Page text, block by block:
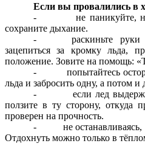
Если вы провалились в
- не паникуйте, не
сохраните дыхание.
- раскиньте руки в
зацепиться за кромку льда,
положение. Зовите на помощь:
- попытайтесь
льда и забросить одну, а потом
- если лед выдержал,
ползите в ту сторону, откуда
проверен на прочность.
- не останавливаясь,
Отдохнуть можно только в